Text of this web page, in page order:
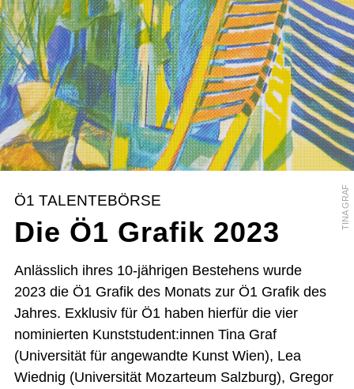
TINA GRAF
Ö1 TALENTEBÖRSE
Die Ö1 Grafik 2023
Anlässlich ihres 10-jährigen Bestehens wurde
2023 die Ö1 Grafik des Monats zur Ö1 Grafik des
Jahres. Exklusiv für Ö1 haben hierfür die vier
nominierten Kunststudent:innen Tina Graf
(Universität für angewandte Kunst Wien), Lea
Wiednig (Universität Mozarteum Salzburg), Gregor